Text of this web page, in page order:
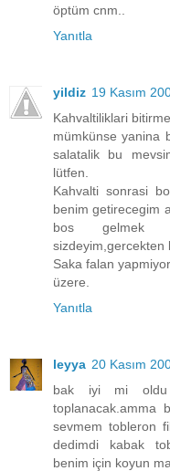
öptüm cnm..
Yanıtla
yildiz 19 Kasım
Kahvaltiliklari
mümkünse yanina
salatalik bu
lütfen.
Kahvalti sonrasi
benim getirecegim
bos gelmek
sizdeyim,gercekten
Saka falan
üzere.
Yanıtla
leyya 20 Kasım
bak iyi mi oldu
toplanacak.amma
sevmem tobleron
dedimdi kabak
benim için koyun